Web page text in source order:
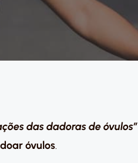
das dadoras de óvulos”
óvulos.